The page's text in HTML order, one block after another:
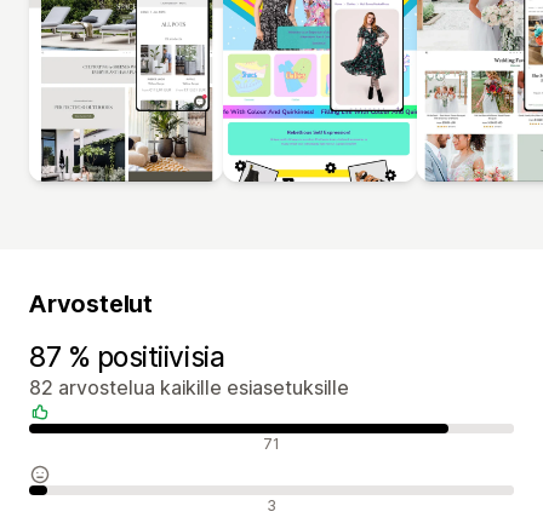
Arvostelut
87 % positiivisia
82 arvostelua kaikille esiasetuksille
Positiiviset arvostelut 71
Neutraalit arvostelut 3